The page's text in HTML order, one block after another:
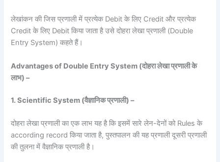
लेखांकन की जिस प्रणाली में प्रत्येक Debit के लिए Credit और प्रत्येक
Credit के लिए Debit किया जाता है उसे दोहरा लेखा प्रणाली (Double
Entry System) कहते हैं।
Advantages of Double Entry System (दोहरा लेखा प्रणाली के
लाभ) –
1. Scientific System (वैज्ञानिक प्रणाली) –
दोहरा लेखा प्रणाली का एक लाभ यह है कि इसमें सारे लेन-देनों को Rules के
according record किया जाता है, पुस्तपालन की यह प्रणाली दूसरी प्रणाली
की तुलना में वैज्ञानिक प्रणाली है।